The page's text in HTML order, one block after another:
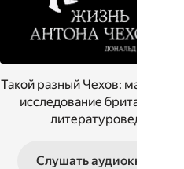
Такой разный Чехов:
исследование британского
литературоведа
Слушать аудиокнигу